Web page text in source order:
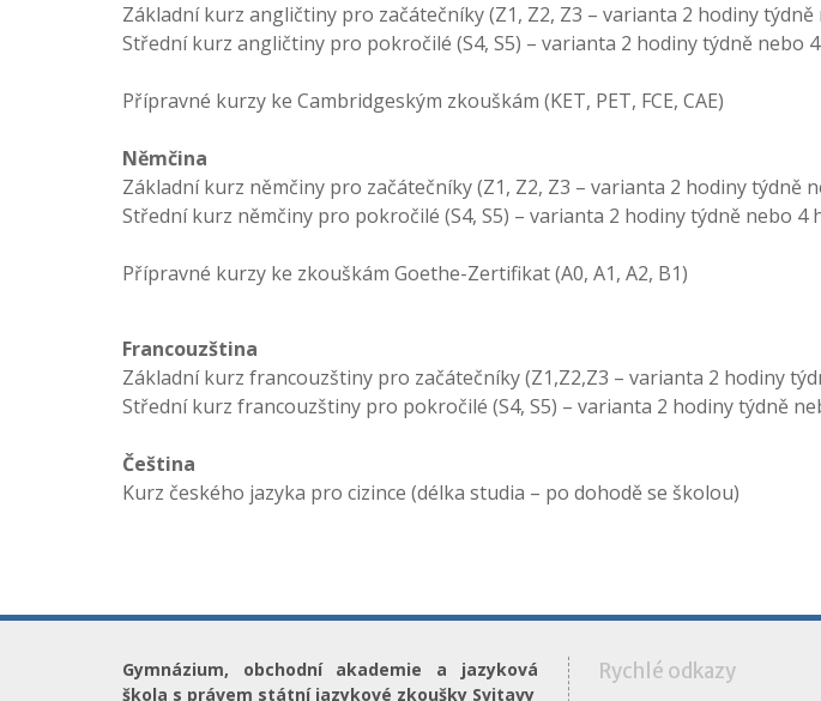
Základní kurz angličtiny pro začátečníky (Z1, Z2, Z3 – varianta 2 hodiny
Střední kurz angličtiny pro pokročilé (S4, S5) – varianta 2 hodiny týdně nebo
Přípravné kurzy ke Cambridgeským zkouškám (KET, PET, FCE, CAE)
Němčina
Základní kurz němčiny pro začátečníky (Z1, Z2, Z3 – varianta 2 hodiny týdně
Střední kurz němčiny pro pokročilé (S4, S5) – varianta 2 hodiny týdně nebo 4
Přípravné kurzy ke zkouškám Goethe-Zertifikat (A0, A1, A2, B1)
Francouzština
Základní kurz francouzštiny pro začátečníky (Z1,Z2,Z3 – varianta 2 hodiny
Střední kurz francouzštiny pro pokročilé (S4, S5) – varianta 2 hodiny týdně
Čeština
Kurz českého jazyka pro cizince (délka studia – po dohodě se školou)
Gymnázium, obchodní akademie a jazyková
škola s právem státní jazykové zkoušky Svitavy
Rychlé odkazy